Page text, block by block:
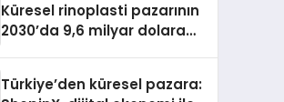
Küresel rinoplasti pazarının
2030’da 9,6 milyar dolara
Türkiye’den küresel pazara: